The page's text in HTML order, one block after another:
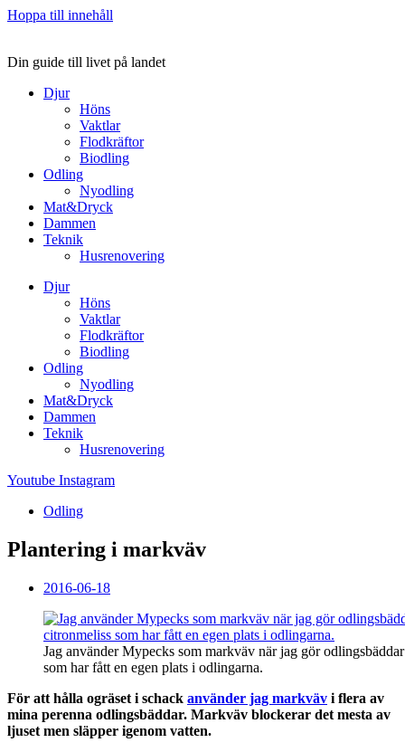
Hoppa till innehåll
Din guide till livet på landet
Djur
Höns
Vaktlar
Flodkräftor
Biodling
Odling
Nyodling
Mat&Dryck
Dammen
Teknik
Husrenovering
Djur
Höns
Vaktlar
Flodkräftor
Biodling
Odling
Nyodling
Mat&Dryck
Dammen
Teknik
Husrenovering
Youtube Instagram
Odling
Plantering i markväv
2016-06-18
Jag använder Mypecks som markväv när jag gör
som har fått en egen plats i odlingarna.
För att hålla ogräset i schack använder jag markväv i flera av
mina perenna odlingsbäddar. Markväv blockerar det mesta av
ljuset men släpper igenom vatten.